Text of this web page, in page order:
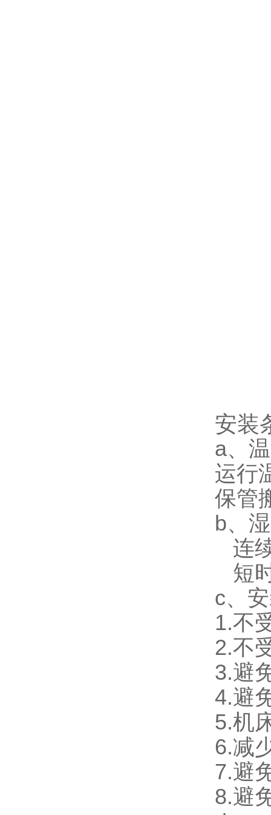
安装
a、
运行
保管
b、
连
短
c、
1.不
2.不
3.避
4.避
5.机
6.减
7.避
8.避